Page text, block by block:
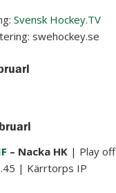
Svensk Hockey.TV
swehockey.se
– Nacka HK | Play off
| Kärrtorps IP